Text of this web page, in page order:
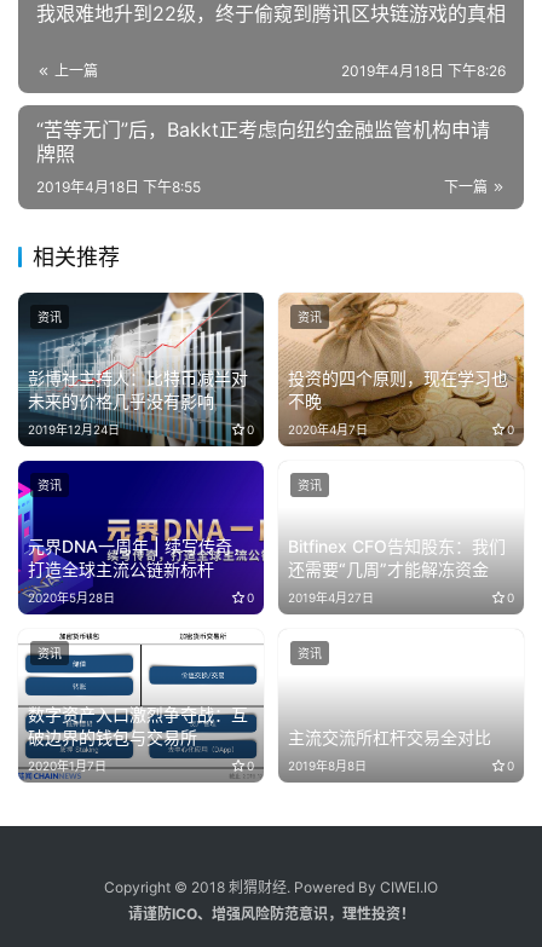
我艰难地升到22级，终于偷窥到腾讯区块链游戏的真相
上一篇 2019年4月18日 下午8:26
“苦等无门”后，Bakkt正考虑向纽约金融监管机构申请
牌照
下一篇
2019年4月18日 下午8:55
相关推荐
彭博社主持人：比特币减半对
未来的价格几乎没有影响
2019年12月24日 0
资讯
投资的四个原则，现在学习也
不晚
2020年4月7日 0
资讯
元界DNA一周年 | 续写传奇，
打造全球主流公链新标杆
2020年5月28日 0
资讯
Bitfinex CFO告知股东：我们
还需要“几周”才能解冻资金
2019年4月27日 0
资讯
数字资产入口激烈争夺战：互
破边界的钱包与交易所
2020年1月7日 0
资讯
主流交流所杠杆交易全对比
2019年8月8日 0
资讯
Copyright © 2018 刺猬财经. Powered By CIWEI.IO
请谨防ICO、增强风险防范意识，理性投资！